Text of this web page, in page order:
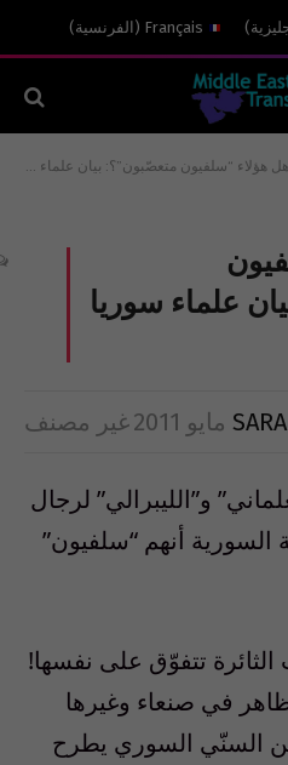
)
Français
( الفرنسية)
هل هؤلاء “سلفيون متعصّبون”؟: بيان علماء سوريا “الممنوع”
علماء سوريا
غير مصنف
و”الليبرالي” لرجال
أنهم “سلفيون”
تتفوّق على نفسها!
في صنعاء وغيرها
السنّي السوري يطرح